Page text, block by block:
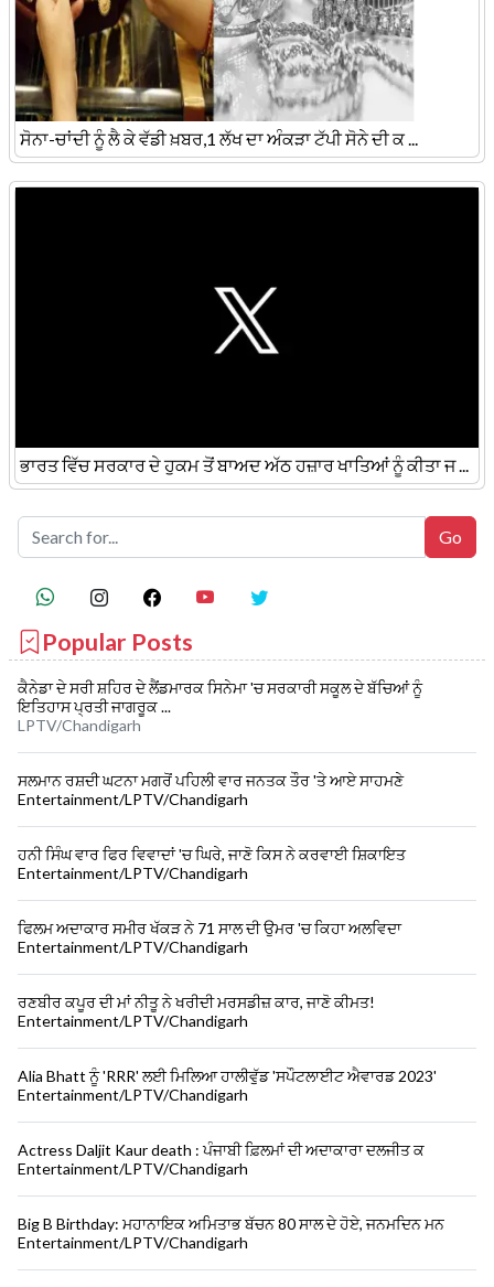
ਸੋਨਾ-ਚਾਂਦੀ ਨੂੰ ਲੈ ਕੇ ਵੱਡੀ ਖ਼ਬਰ,1 ਲੱਖ ਦਾ ਅੰਕੜਾ ਟੱਪੀ ਸੋਨੇ ਦੀ ਕ ...
ਭਾਰਤ ਵਿੱਚ ਸਰਕਾਰ ਦੇ ਹੁਕਮ ਤੋਂ ਬਾਅਦ ਅੱਠ ਹਜ਼ਾਰ ਖਾਤਿਆਂ ਨੂੰ ਕੀਤਾ ਜ ...
Popular Posts
ਕੈਨੇਡਾ ਦੇ ਸਰੀ ਸ਼ਹਿਰ ਦੇ ਲੈਂਡਮਾਰਕ ਸਿਨੇਮਾ 'ਚ ਸਰਕਾਰੀ ਸਕੂਲ ਦੇ ਬੱਚਿਆਂ ਨੂੰ
ਇਤਿਹਾਸ ਪ੍ਰਤੀ ਜਾਗਰੂਕ ...
LPTV/Chandigarh
ਸਲਮਾਨ ਰਸ਼ਦੀ ਘਟਨਾ ਮਗਰੋਂ ਪਹਿਲੀ ਵਾਰ ਜਨਤਕ ਤੌਰ 'ਤੇ ਆਏ ਸਾਹਮਣੇ
Entertainment/LPTV/Chandigarh
ਹਨੀ ਸਿੰਘ ਵਾਰ ਫਿਰ ਵਿਵਾਦਾਂ 'ਚ ਘਿਰੇ, ਜਾਣੋ ਕਿਸ ਨੇ ਕਰਵਾਈ ਸ਼ਿਕਾਇਤ
Entertainment/LPTV/Chandigarh
ਫਿਲਮ ਅਦਾਕਾਰ ਸਮੀਰ ਖੱਕੜ ਨੇ 71 ਸਾਲ ਦੀ ਉਮਰ 'ਚ ਕਿਹਾ ਅਲਵਿਦਾ
Entertainment/LPTV/Chandigarh
ਰਣਬੀਰ ਕਪੂਰ ਦੀ ਮਾਂ ਨੀਤੂ ਨੇ ਖਰੀਦੀ ਮਰਸਡੀਜ਼ ਕਾਰ, ਜਾਣੋ ਕੀਮਤ!
Entertainment/LPTV/Chandigarh
Alia Bhatt ਨੂੰ 'RRR' ਲਈ ਮਿਲਿਆ ਹਾਲੀਵੁੱਡ 'ਸਪੌਟਲਾਈਟ ਐਵਾਰਡ 2023'
Entertainment/LPTV/Chandigarh
Actress Daljit Kaur death : ਪੰਜਾਬੀ ਫ਼ਿਲਮਾਂ ਦੀ ਅਦਾਕਾਰਾ ਦਲਜੀਤ ਕ
Entertainment/LPTV/Chandigarh
Big B Birthday: ਮਹਾਨਾਇਕ ਅਮਿਤਾਭ ਬੱਚਨ 80 ਸਾਲ ਦੇ ਹੋਏ, ਜਨਮਦਿਨ ਮਨ
Entertainment/LPTV/Chandigarh